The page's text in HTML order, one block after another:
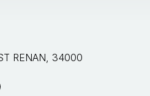
RENAN, 34000